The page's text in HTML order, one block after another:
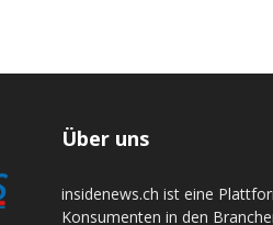
Über uns
insidenews.ch ist eine
Konsumenten in den